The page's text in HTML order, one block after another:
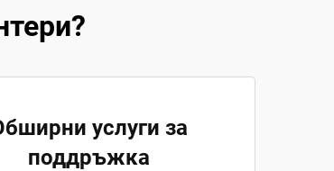
услуги за
поддръжка